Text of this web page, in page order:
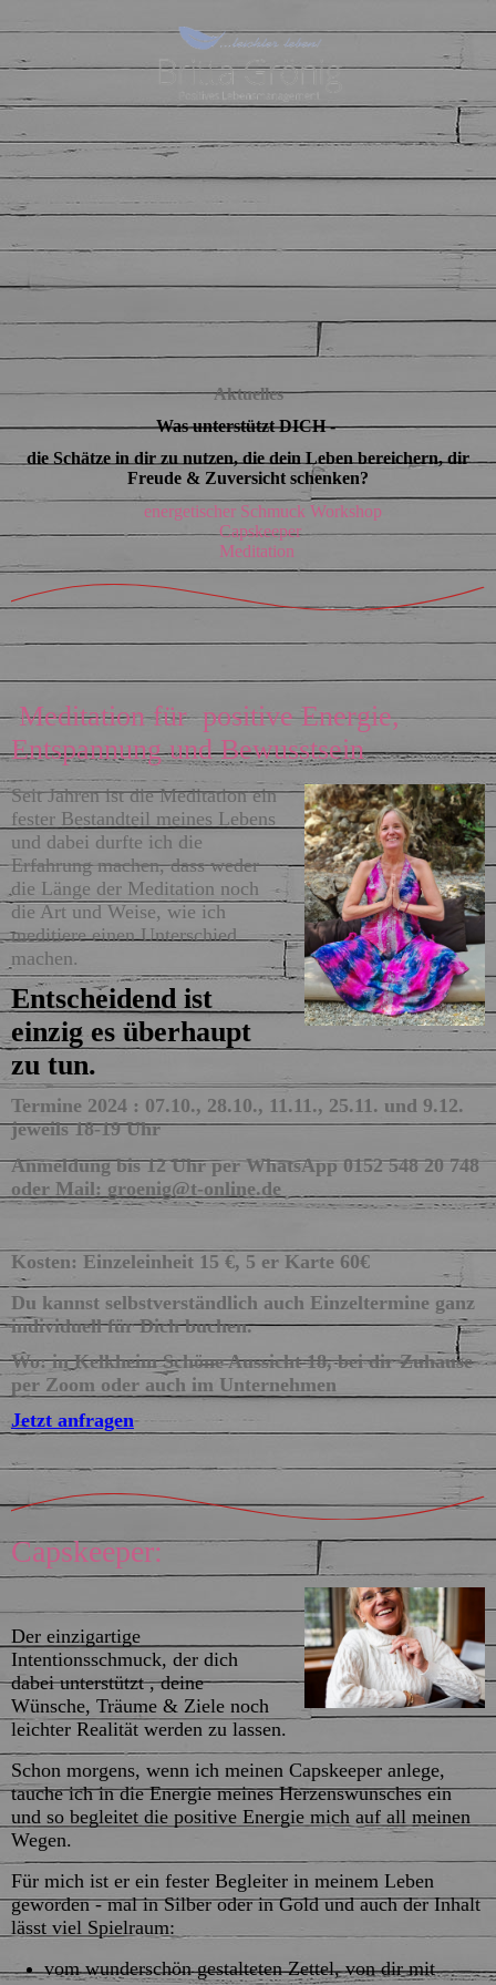
Aktuelles
Was unterstützt DICH -
die Schätze in dir zu nutzen, die dein Leben bereichern, dir
Freude & Zuversicht schenken?
energetischer Schmuck Workshop
Capskeeper
Meditation
Meditation für positive Energie,
Entspannung und Bewusstsein
Seit Jahren ist die Meditation ein
fester Bestandteil meines Lebens
und dabei durfte ich die
Erfahrung machen, dass weder
die Länge der Meditation noch
die Art und Weise, wie ich
meditiere einen Unterschied
machen.
Entscheidend ist
einzig es überhaupt
zu tun.
Termine 2024 : 07.10., 28.10., 11.11., 25.11. und 9.12.
jeweils 18-19 Uhr
Anmeldung bis 12 Uhr per WhatsApp 0152 548 20 748
oder Mail: groenig@t-online.de
Kosten: Einzeleinheit 15 €, 5 er Karte 60€
Du kannst selbstverständlich auch Einzeltermine ganz
individuell für Dich buchen.
Wo: in Kelkheim Schöne Aussicht 18, bei dir Zuhause
per Zoom oder auch im Unternehmen
Jetzt anfragen
Capskeeper:
Der einzigartige
Intentionsschmuck, der dich
dabei unterstützt , deine
Wünsche, Träume & Ziele noch
leichter Realität werden zu lassen.
Schon morgens, wenn ich meinen Capskeeper anlege,
tauche ich in die Energie meines Herzenswunsches ein
und so begleitet die positive Energie mich auf all meinen
Wegen.
Für mich ist er ein fester Begleiter in meinem Leben
geworden - mal in Silber oder in Gold und auch der Inhalt
lässt viel Spielraum:
vom wunderschön gestalteten Zettel, von dir mit